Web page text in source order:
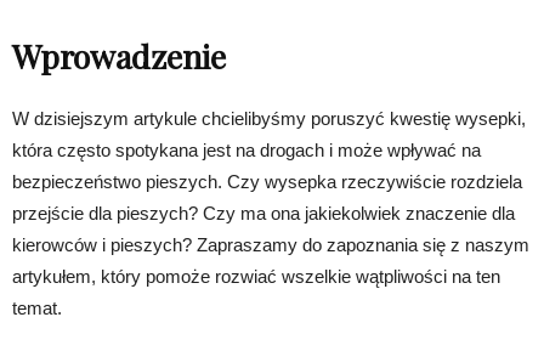
Wprowadzenie
W dzisiejszym artykule chcielibyśmy poruszyć kwestię wysepki,
która często spotykana jest na drogach i może wpływać na
bezpieczeństwo pieszych. Czy wysepka rzeczywiście rozdziela
przejście dla pieszych? Czy ma ona jakiekolwiek znaczenie dla
kierowców i pieszych? Zapraszamy do zapoznania się z naszym
artykułem, który pomoże rozwiać wszelkie wątpliwości na ten
temat.